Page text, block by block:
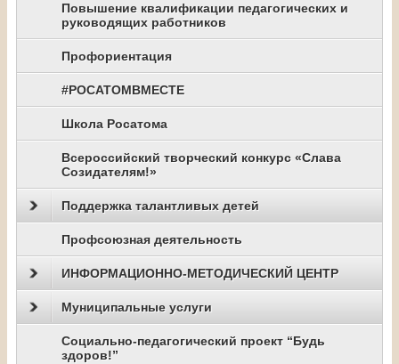
Повышение квалификации педагогических и
руководящих работников
Профориентация
#РОСАТОМВМЕСТЕ
Школа Росатома
Всероссийский творческий конкурс «Слава
Созидателям!»
Поддержка талантливых детей
Профсоюзная деятельность
ИНФОРМАЦИОННО-МЕТОДИЧЕСКИЙ ЦЕНТР
Муниципальные услуги
Социально-педагогический проект “Будь
здоров!”